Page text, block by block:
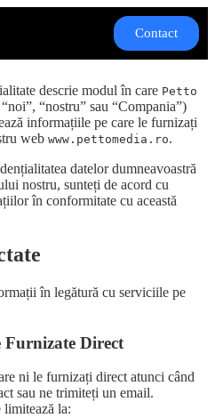
Contact
descrie modul în care Petto
“nostru” sau “Compania”)
informațiile pe care le furnizați
web www.pettomedia.ro.
datelor dumneavoastră
nostru, sunteți de acord cu
în conformitate cu această
în legătură cu serviciile pe
Direct
ni le furnizați direct atunci când
sau ne trimiteți un email.
limitează la: